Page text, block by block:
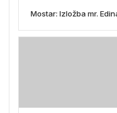
Mostar: Izložba mr.